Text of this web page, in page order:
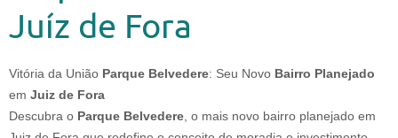
Juíz de Fora
Vitória da União Parque Belvedere: Seu Novo Bairro Planejado
em Juiz de Fora
Descubra o Parque Belvedere , o mais novo bairro planejado em